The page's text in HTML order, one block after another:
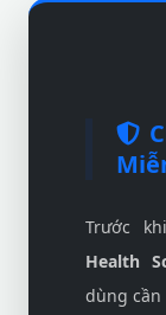
Trước
Health
dùng cần